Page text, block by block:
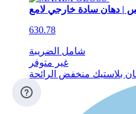
| دهان سادة خارجي لامع
630.78
شامل الضريبة
غير متوفر
بلاستيك منخفض الرائحة